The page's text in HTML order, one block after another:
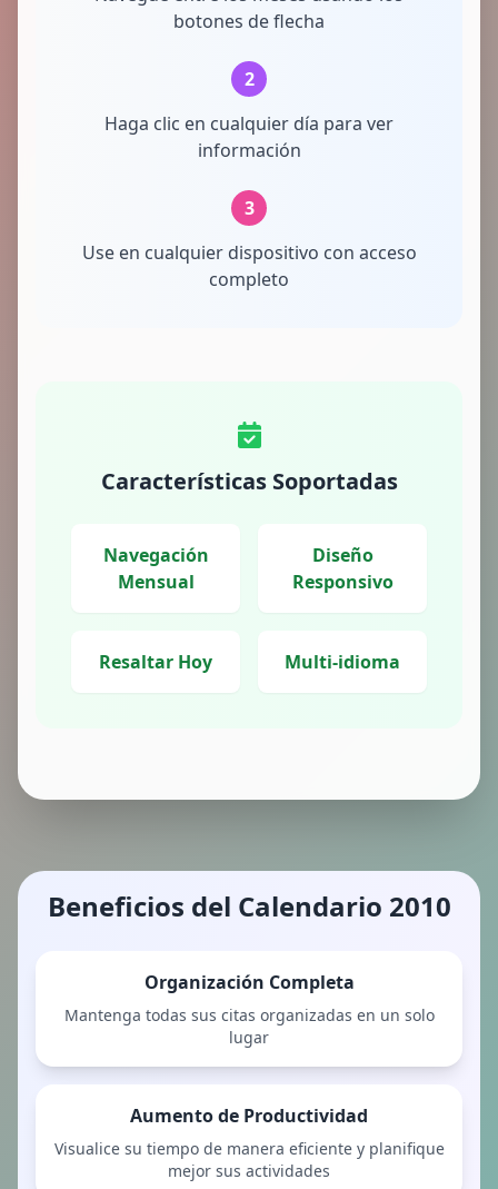
botones de flecha
2
Haga clic en cualquier día para ver
información
3
Use en cualquier dispositivo con acceso
completo
Características Soportadas
Navegación
Mensual
Diseño
Responsivo
Resaltar Hoy Multi-idioma
Beneficios del Calendario 2010
Organización Completa
Mantenga todas sus citas organizadas en un solo
lugar
Aumento de Productividad
Visualice su tiempo de manera eficiente y planifique
mejor sus actividades